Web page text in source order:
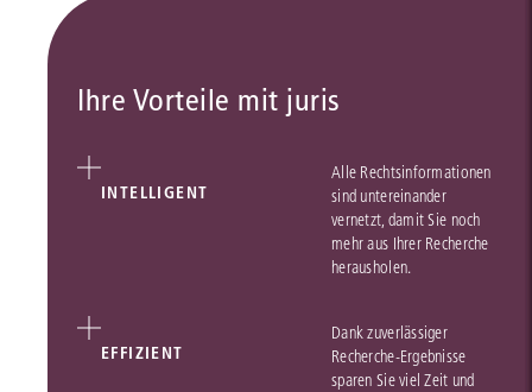
Ihre Vorteile mit juris
INTELLIGENT
Alle Rechtsinformationen
sind untereinander
vernetzt, damit Sie noch
mehr aus Ihrer Recherche
herausholen.
EFFIZIENT
Dank zuverlässiger
Recherche-Ergebnisse
sparen Sie viel Zeit und